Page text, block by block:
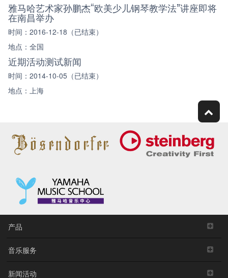
雅马哈艺术家孙鹏杰“欧美少儿钢琴教学法”讲座即将
在南昌举办
时间：2016-12-18（已结束）
地点：全国
近期活动测试新闻
时间：2014-10-05（已结束）
地点：上海
产品
音乐服务
新闻活动